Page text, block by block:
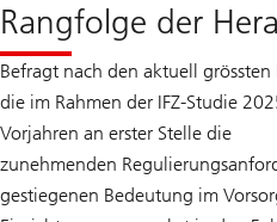
Rangfolge der
Befragt nach den aktuell
die im Rahmen der IFZ-Studie
Vorjahren an erster Stelle die
zunehmenden
gestiegenen Bedeutung im